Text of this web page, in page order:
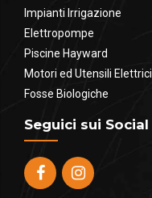
Impianti Irrigazione
Elettropompe
Piscine Hayward
Motori ed Utensili Elettrici
Fosse Biologiche
Seguici sui Social